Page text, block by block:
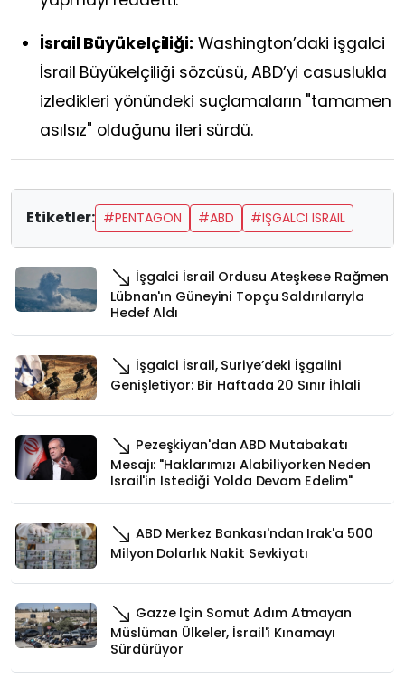
İsrail Büyükelçiliği: Washington’daki işgalci
İsrail Büyükelçiliği sözcüsü, ABD’yi casuslukla
izledikleri yönündeki suçlamaların "tamamen
asılsız" olduğunu ileri sürdü.
Etiketler: #PENTAGON #ABD #İŞGALCI İSRAIL
İşgalci İsrail Ordusu Ateşkese Rağmen
Lübnan'ın Güneyini Topçu Saldırılarıyla
Hedef Aldı
İşgalci İsrail, Suriye’deki İşgalini
Genişletiyor: Bir Haftada 20 Sınır İhlali
Pezeşkiyan'dan ABD Mutabakatı
Mesajı: "Haklarımızı Alabiliyorken Neden
İsrail'in İstediği Yolda Devam Edelim"
ABD Merkez Bankası'ndan Irak'a 500
Milyon Dolarlık Nakit Sevkiyatı
Gazze İçin Somut Adım Atmayan
Müslüman Ülkeler, İsrail'i Kınamayı
Sürdürüyor